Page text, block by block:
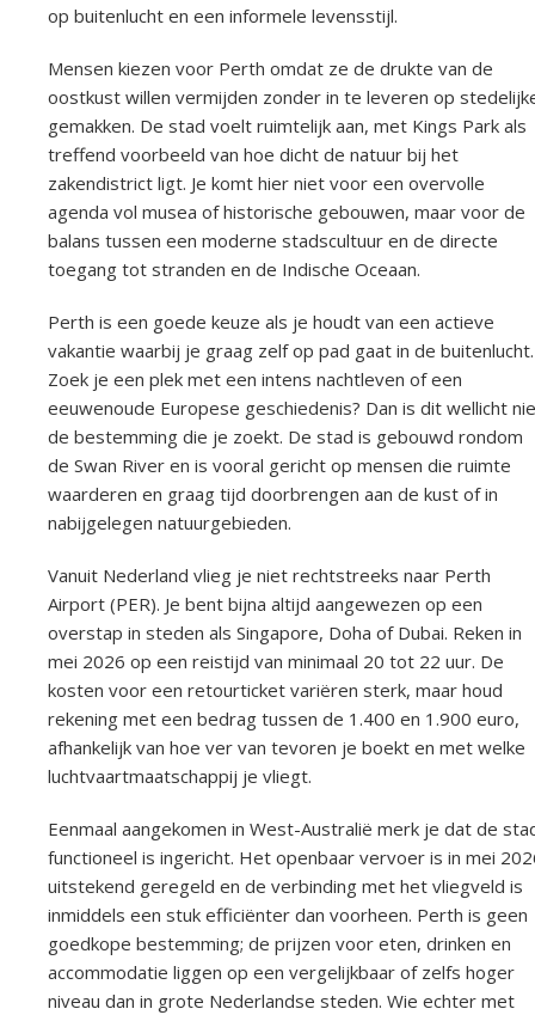
op buitenlucht en een informele levensstijl.
Mensen kiezen voor Perth omdat ze de drukte van de
oostkust willen vermijden zonder in te leveren op
gemakken. De stad voelt ruimtelijk aan, met Kings Park als
treffend voorbeeld van hoe dicht de natuur bij het
zakendistrict ligt. Je komt hier niet voor een overvolle
agenda vol musea of historische gebouwen, maar voor de
balans tussen een moderne stadscultuur en de directe
toegang tot stranden en de Indische Oceaan.
Perth is een goede keuze als je houdt van een actieve
vakantie waarbij je graag zelf op pad gaat in de buitenlucht.
Zoek je een plek met een intens nachtleven of een
eeuwenoude Europese geschiedenis? Dan is dit wellicht
de bestemming die je zoekt. De stad is gebouwd rondom
de Swan River en is vooral gericht op mensen die ruimte
waarderen en graag tijd doorbrengen aan de kust of in
nabijgelegen natuurgebieden.
Vanuit Nederland vlieg je niet rechtstreeks naar Perth
Airport (PER). Je bent bijna altijd aangewezen op een
overstap in steden als Singapore, Doha of Dubai. Reken in
mei 2026 op een reistijd van minimaal 20 tot 22 uur. De
kosten voor een retourticket variëren sterk, maar houd
rekening met een bedrag tussen de 1.400 en 1.900 euro,
afhankelijk van hoe ver van tevoren je boekt en met welke
luchtvaartmaatschappij je vliegt.
Eenmaal aangekomen in West-Australië merk je dat de
functioneel is ingericht. Het openbaar vervoer is in mei
uitstekend geregeld en de verbinding met het vliegveld is
inmiddels een stuk efficiënter dan voorheen. Perth is geen
goedkope bestemming; de prijzen voor eten, drinken en
accommodatie liggen op een vergelijkbaar of zelfs hoger
niveau dan in grote Nederlandse steden. Wie echter met